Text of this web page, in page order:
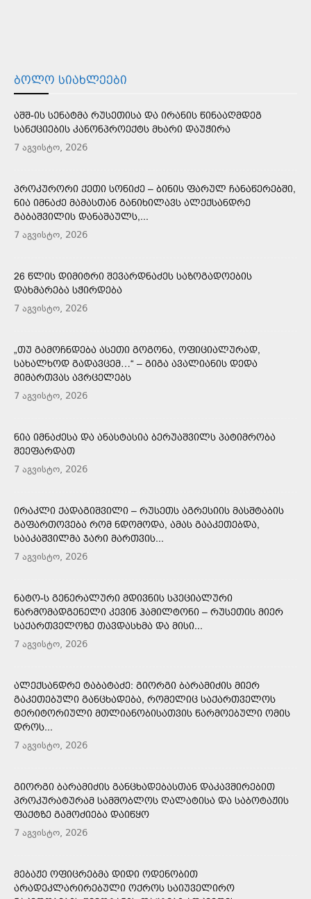
ᲑᲝᲚᲝ ᲡᲘᲐᲮᲚᲔᲔᲑᲘ
ᲐᲨᲨ-ᲘᲡ ᲡᲔᲜᲐᲢᲛᲐ ᲠᲣᲡᲔᲗᲘᲡᲐ ᲓᲐ ᲘᲠᲐᲜᲘᲡ ᲬᲘᲜᲐᲐᲦᲛᲓᲔᲒ
ᲡᲐᲜᲥᲪᲘᲔᲑᲘᲡ ᲙᲐᲜᲝᲜᲞᲠᲝᲔᲥᲢᲡ ᲛᲮᲐᲠᲘ ᲓᲐᲣᲭᲘᲠᲐ
7 აგვისტო, 2026
ᲞᲠᲝᲙᲣᲠᲝᲠᲘ ᲥᲔᲗᲘ ᲡᲝᲜᲘᲫᲔ – ᲑᲘᲜᲘᲡ ᲤᲐᲠᲣᲚ ᲩᲐᲜᲐᲬᲔᲠᲔᲑᲨᲘ,
ᲜᲘᲐ ᲘᲛᲜᲐᲫᲔ ᲛᲐᲛᲐᲡᲗᲐᲜ ᲒᲐᲜᲘᲮᲘᲚᲐᲕᲡ ᲐᲚᲔᲥᲡᲐᲜᲓᲠᲔ
ᲒᲐᲑᲐᲨᲕᲘᲚᲘᲡ ᲓᲐᲜᲐᲨᲐᲣᲚᲡ,...
7 აგვისტო, 2026
26 ᲬᲚᲘᲡ ᲓᲘᲛᲘᲢᲠᲘ ᲨᲔᲕᲐᲠᲓᲜᲐᲫᲔᲡ ᲡᲐᲖᲝᲒᲐᲓᲝᲔᲑᲘᲡ
ᲓᲐᲮᲛᲐᲠᲔᲑᲐ ᲡᲭᲘᲠᲓᲔᲑᲐ
7 აგვისტო, 2026
„ᲗᲣ ᲒᲐᲛᲝᲩᲜᲓᲔᲑᲐ ᲐᲡᲔᲗᲘ ᲒᲝᲒᲝᲜᲐ, ᲝᲤᲘᲪᲘᲐᲚᲣᲠᲐᲓ,
ᲡᲐᲮᲐᲚᲮᲝᲓ ᲒᲐᲓᲐᲕᲪᲔᲛ…“ – ᲒᲘᲒᲐ ᲐᲕᲐᲚᲘᲐᲜᲘᲡ ᲓᲔᲓᲐ
ᲛᲘᲛᲐᲠᲗᲕᲐᲡ ᲐᲕᲠᲪᲔᲚᲔᲑᲡ
7 აგვისტო, 2026
ᲜᲘᲐ ᲘᲛᲜᲐᲫᲔᲡᲐ ᲓᲐ ᲐᲜᲐᲡᲢᲐᲡᲘᲐ ᲑᲔᲠᲣᲐᲨᲕᲘᲚᲡ ᲞᲐᲢᲘᲛᲠᲝᲑᲐ
ᲨᲔᲔᲤᲐᲠᲓᲐᲗ
7 აგვისტო, 2026
ᲘᲠᲐᲙᲚᲘ ᲥᲐᲓᲐᲒᲘᲨᲕᲘᲚᲘ – ᲠᲣᲡᲔᲗᲡ ᲐᲒᲠᲔᲡᲘᲘᲡ ᲛᲐᲡᲨᲢᲐᲑᲘᲡ
ᲒᲐᲤᲐᲠᲗᲝᲕᲔᲑᲐ ᲠᲝᲛ ᲜᲓᲝᲛᲝᲓᲐ, ᲐᲛᲐᲡ ᲒᲐᲐᲙᲔᲗᲔᲑᲓᲐ,
ᲡᲐᲐᲙᲐᲨᲕᲘᲚᲛᲐ ᲯᲐᲠᲘ ᲛᲐᲠᲗᲕᲘᲡ...
7 აგვისტო, 2026
ᲜᲐᲢᲝ-Ს ᲒᲔᲜᲔᲠᲐᲚᲣᲠᲘ ᲛᲓᲘᲕᲜᲘᲡ ᲡᲞᲔᲪᲘᲐᲚᲣᲠᲘ
ᲬᲐᲠᲛᲝᲛᲐᲓᲒᲔᲜᲔᲚᲘ ᲙᲔᲕᲘᲜ ᲰᲐᲛᲘᲚᲢᲝᲜᲘ – ᲠᲣᲡᲔᲗᲘᲡ ᲛᲘᲔᲠ
ᲡᲐᲥᲐᲠᲗᲕᲔᲚᲝᲖᲔ ᲗᲐᲕᲓᲐᲡᲮᲛᲐ ᲓᲐ ᲛᲘᲡᲘ...
7 აგვისტო, 2026
ᲐᲚᲔᲥᲡᲐᲜᲓᲠᲔ ᲢᲐᲑᲐᲢᲐᲫᲔ: ᲒᲘᲝᲠᲒᲘ ᲑᲐᲠᲐᲛᲘᲫᲘᲡ ᲛᲘᲔᲠ
ᲒᲐᲙᲔᲗᲔᲑᲣᲚᲘ ᲒᲐᲜᲪᲮᲐᲓᲔᲑᲐ, ᲠᲝᲛᲔᲚᲘᲪ ᲡᲐᲥᲐᲠᲗᲕᲔᲚᲝᲡ
ᲢᲔᲠᲘᲢᲝᲠᲘᲣᲚᲘ ᲛᲗᲚᲘᲐᲜᲝᲑᲘᲡᲐᲗᲕᲘᲡ ᲬᲐᲠᲛᲝᲔᲑᲣᲚᲘ ᲝᲛᲘᲡ
ᲓᲠᲝᲡ...
7 აგვისტო, 2026
ᲒᲘᲝᲠᲒᲘ ᲑᲐᲠᲐᲛᲘᲫᲘᲡ ᲒᲐᲜᲪᲮᲐᲓᲔᲑᲐᲡᲗᲐᲜ ᲓᲐᲙᲐᲕᲨᲘᲠᲔᲑᲘᲗ
ᲞᲠᲝᲙᲣᲠᲐᲢᲣᲠᲐᲛ ᲡᲐᲛᲨᲝᲑᲚᲝᲡ ᲦᲐᲚᲐᲢᲘᲡᲐ ᲓᲐ ᲡᲐᲑᲝᲢᲐᲟᲘᲡ
ᲤᲐᲥᲢᲖᲔ ᲒᲐᲛᲝᲫᲘᲔᲑᲐ ᲓᲐᲘᲬᲧᲝ
7 აგვისტო, 2026
ᲛᲔᲑᲐᲟᲔ ᲝᲤᲘᲪᲠᲔᲑᲛᲐ ᲓᲘᲓᲘ ᲝᲓᲔᲜᲝᲑᲘᲗ
ᲐᲠᲐᲓᲔᲙᲚᲐᲠᲘᲠᲔᲑᲣᲚᲘ ᲝᲥᲠᲝᲡ ᲡᲐᲘᲣᲕᲔᲚᲘᲠᲝ